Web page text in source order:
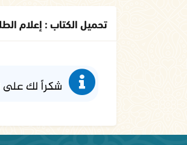
تحميل الكتاب : إعلام
شكراً لك على